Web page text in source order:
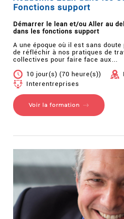
Fonctions support
Démarrer le lean et/ou Aller au
dans les fonctions support
A une époque où il est sans
de réfléchir à nos pratiques de
collectives pour faire face aux...
10 jour(s) (70 heure(s))
Interentreprises
Voir la formation